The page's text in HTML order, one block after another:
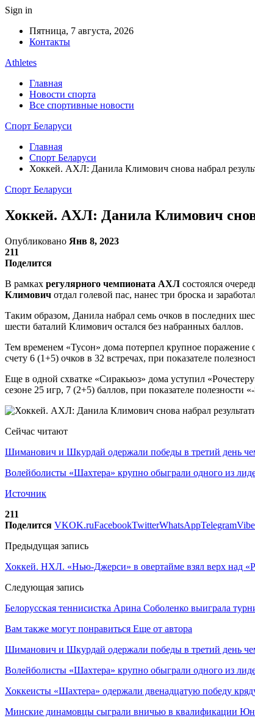
Sign in
Пятница, 7 августа, 2026
Контакты
Athletes
Главная
Новости спорта
Все спортивные новости
Спорт Беларуси
Главная
Спорт Беларуси
Хоккей. АХЛ: Данила Климович снова набрал
Спорт Беларуси
Хоккей. АХЛ: Данила Климович
Опубликовано Янв 8, 2023
211
Поделится
В рамках регулярного чемпионата АХЛ состоялся
Климович отдал голевой пас, нанес три броска и
Таким образом, Данила набрал семь очков в последних
шести баталий Климович остался без набранных баллов.
Тем временем «Тусон» дома потерпел крупное
счету 6 (1+5) очков в 32 встречах, при показателе
Еще в одной схватке «Сиракьюз» дома уступил
сезоне 25 игр, 7 (2+5) баллов, при показателе полезности
Сейчас читают
Шиманович и Шкурдай одержали победы в третий день
Волейболисты «Шахтера» крупно обыграли одного из
Источник
211
Поделится VKOK.ruFacebookTwitterWhatsAppTelegram
Предыдущая запись
Хоккей. НХЛ. «Нью-Джерси» в овертайме взял верх над
Следующая запись
Белорусская теннисистка Арина Соболенко выиграла
Вам также могут понравиться Еще от автора
Шиманович и Шкурдай одержали победы в третий день
Волейболисты «Шахтера» крупно обыграли одного из
Хоккеисты «Шахтера» одержали двенадцатую победу
Минские динамовцы сыграли вничью в квалификации